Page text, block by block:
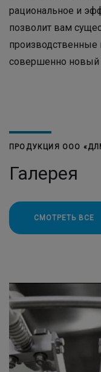
рациональное и
позволит вам
производственные
совершенно новый
ПРОДУКЦИЯ ООО
Галерея
СМОТРЕТЬ ВСЕ